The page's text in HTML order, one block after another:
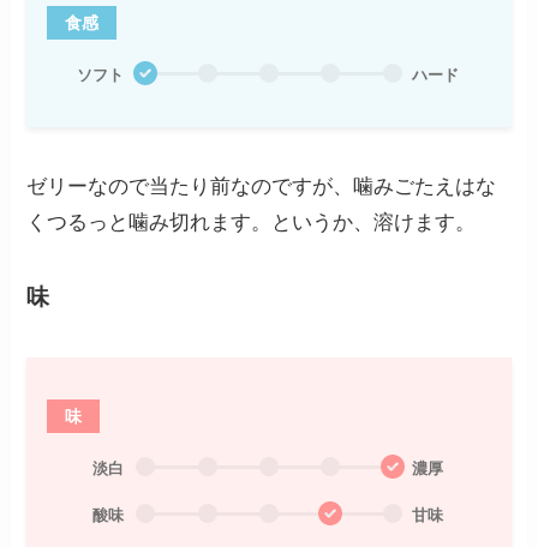
食感
ソフト ハード
ゼリーなので当たり前なのですが、噛みごたえはな
くつるっと噛み切れます。というか、溶けます。
味
味
淡白 濃厚
酸味 甘味